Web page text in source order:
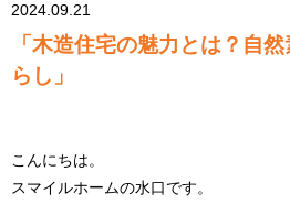
2024.09.21
「木造住宅の魅力とは？自
らし」
こんにちは。
スマイルホームの水口です。